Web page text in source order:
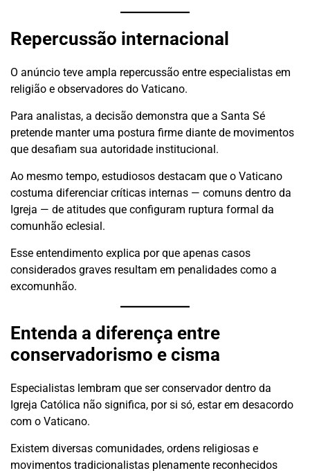
Repercussão internacional
O anúncio teve ampla repercussão entre especialistas em
religião e observadores do Vaticano.
Para analistas, a decisão demonstra que a Santa Sé
pretende manter uma postura firme diante de movimentos
que desafiam sua autoridade institucional.
Ao mesmo tempo, estudiosos destacam que o Vaticano
costuma diferenciar críticas internas — comuns dentro da
Igreja — de atitudes que configuram ruptura formal da
comunhão eclesial.
Esse entendimento explica por que apenas casos
considerados graves resultam em penalidades como a
excomunhão.
Entenda a diferença entre
conservadorismo e cisma
Especialistas lembram que ser conservador dentro da
Igreja Católica não significa, por si só, estar em desacordo
com o Vaticano.
Existem diversas comunidades, ordens religiosas e
movimentos tradicionalistas plenamente reconhecidos